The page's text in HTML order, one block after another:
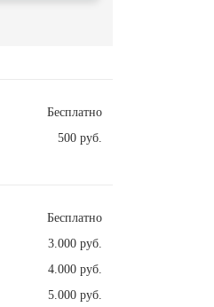
Бесплатно
500 руб.
Бесплатно
3.000 руб.
4.000 руб.
5.000 руб.